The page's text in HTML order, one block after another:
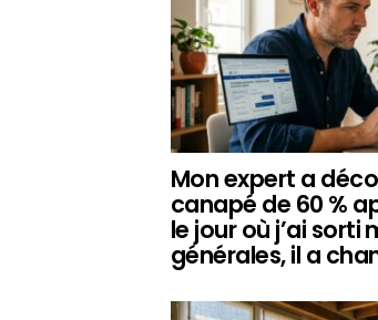
Mon expert a
canapé de 60 %
le jour où j’ai sorti
générales, il a